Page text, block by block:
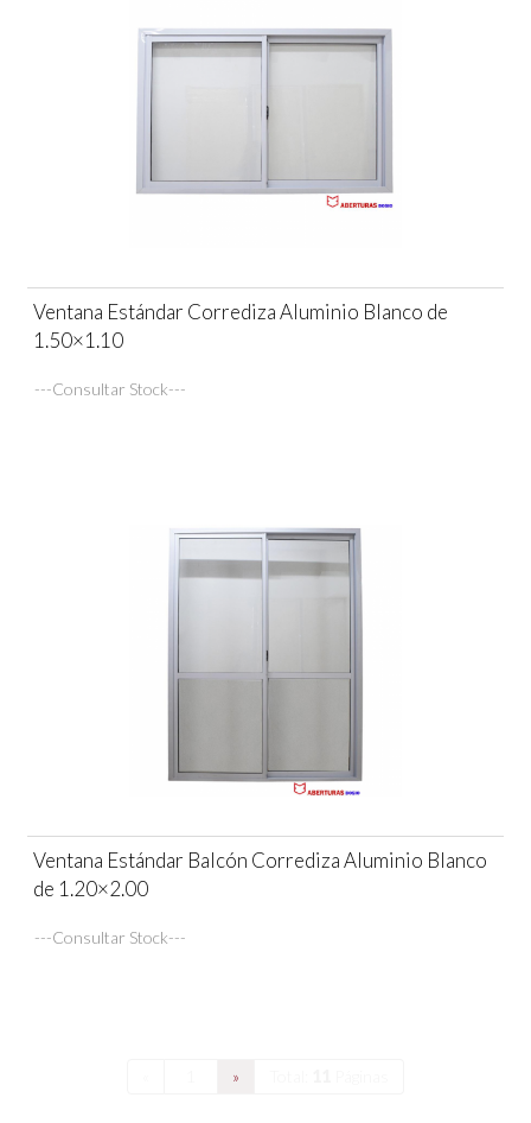
Ventana Estándar Corrediza Aluminio Blanco de
1.50×1.10
---Consultar Stock---
Ventana Estándar Balcón Corrediza Aluminio Blanco
de 1.20×2.00
---Consultar Stock---
»